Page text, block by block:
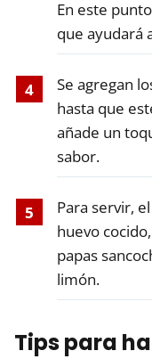
En este
que ayudará
Se agregan
hasta que
añade un
sabor.
Para servir,
huevo
papas
limón.
Tips para